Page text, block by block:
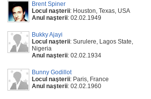
Brent Spiner
Locul naşterii: Houston, Texas, USA
Anul naşterii: 02.02.1949
Bukky Ajayi
Locul naşterii: Surulere, Lagos State,
Nigeria
Anul naşterii: 02.02.1934
Bunny Godillot
Locul naşterii: Paris, France
Anul naşterii: 02.02.1960